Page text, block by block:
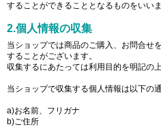
することができることとなるものをいいま
2.個人情報の収集
当ショップでは商品のご購入、お問合せ
することがございます。
収集するにあたっては利用目的を明記の
当ショップで収集する個人情報は以下の通
a)お名前、フリガナ
b)ご住所